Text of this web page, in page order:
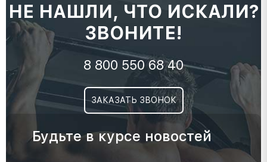
НЕ НАШЛИ, ЧТО ИСКАЛИ?
ЗВОНИТЕ!
8 800 550 68 40
ЗАКАЗАТЬ ЗВОНОК
Будьте в курсе новостей